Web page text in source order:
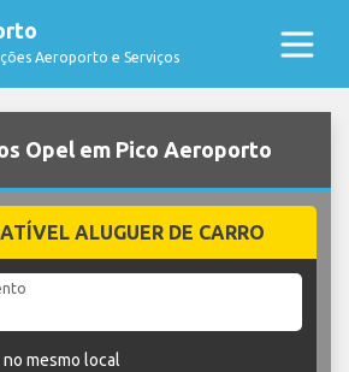
Aeroporto e Serviços
Opel em Pico Aeroporto
ALUGUER DE CARRO
mesmo local